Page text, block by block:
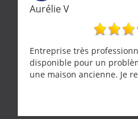
Aurélie V
Entreprise très
disponible pour un
une maison ancienne. Je